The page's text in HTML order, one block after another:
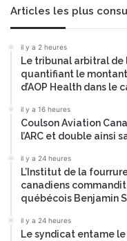
Articles les plus
il y a 2 heures
Le tribunal arbitral de
quantifiant le
d’AOP Health dans le
il y a 16 heures
Coulson Aviation
l’ARC et double ainsi
il y a 24 heures
L’Institut de la
canadiens
québécois Benjamin
il y a 24 heures
Le syndicat entame